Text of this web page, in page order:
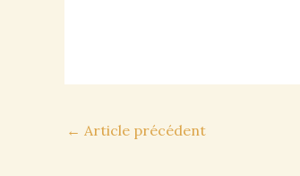
Navigation
← Article précédent